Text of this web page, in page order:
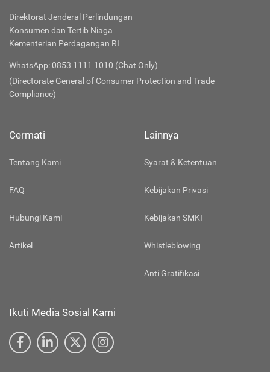
Direktorat Jenderal Perlindungan
Konsumen dan Tertib Niaga
Kementerian Perdagangan RI
WhatsApp: 0853 1111 1010 (Chat Only)
(Directorate General of Consumer Protection and Trade
Compliance)
Cermati
Tentang Kami
FAQ
Hubungi Kami
Artikel
Lainnya
Syarat & Ketentuan
Kebijakan Privasi
Kebijakan SMKI
Whistleblowing
Anti Gratifikasi
Ikuti Media Sosial Kami